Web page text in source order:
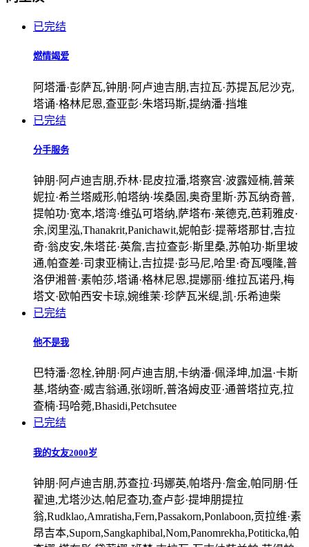
已完结
燃情竭爱
阿塔潘·彭萨瓦,钟朋·阿卢迪吉朋,吉拉瓦·苏提瓦尼沙克,
塔诵·格林尼恩,查亚彭·朱塔玛斯,提纳潘·挡堆
已完结
分手服务
钟朋·阿卢迪吉朋,乔林·昆皮拉潘,塔察宫·波露娅楠,普莱
妮拉·希兰塔威形,帕塔纳·埃桑固,奥奇里斯·苏瓦纳奇普,
提帕功·宽本,塔湾·维弘可塔纳,萨塔布·莱德克,芭莉雅皮·
余,闵里泓,Thanakrit,Panichawit,妮帕彭·提蒂塔那甘,吉拉
奇·翁皮安,朱塔芘·英詹,吉拉查彭·斯里桑,苏帕功·斯里坡
通,帕查差·司隶亚楠让,吉拉提·彭马尼,哈里·奇瓦嘎隆,普
洛伊湘普·素帕莎,塔诵·格林尼恩,提娜丽·维拉瓦诺丹,梅
塔文·欧帕西安卡琼,婉维茉·珍萨瓦米缇,凯·乐希迪柴
已完结
他不是我
巴特潘·忽栓,钟朋·阿卢迪吉朋,卡纳潘·佩泽坤,加温·卡斯
基,塔纳查·威吉翁通,张翊昕,普洛姆皮亚·通普塔拉克,拉
查楠·玛哈菀,Bhasidi,Petchsutee
已完结
我的女友2000岁
钟朋·阿卢迪吉朋,苏查拉·玛娜英,帕塔丹·詹金,帕同朋·任
翟迪,尤塔沙达,帕尼查功,查卢彭·提坤朋提拉
翁,Rudklao,Amratisha,Fern,Passakorn,Ponlaboon,贡拉维·素
昂吉本,Suporn,Sangkaphibal,Nom,Panomrekha,Potiticka,帕